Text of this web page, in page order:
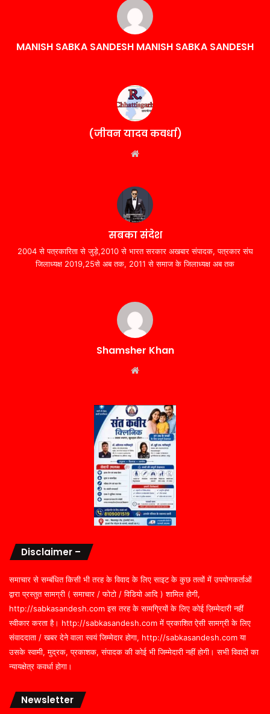
MANISH SABKA SANDESH MANISH SABKA SANDESH
(जीवन यादव कवर्धा)
सबका संदेश
2004 से पत्रकारिता से जुड़े,2010 से भारत सरकार अखबार संपादक, पत्रकार संघ
जिलाध्यक्ष 2019,25से अब तक, 2011 से समाज के जिलाध्यक्ष अब तक
Shamsher Khan
Disclaimer –
समाचार से सम्बंधित किसी भी तरह के विवाद के लिए साइट के कुछ तत्वों में उपयोगकर्ताओं
द्वारा प्रस्तुत सामग्री ( समाचार / फोटो / विडियो आदि ) शामिल होगी,
http://sabkasandesh.com इस तरह के सामग्रियों के लिए कोई ज़िम्मेदारी नहीं
स्वीकार करता है। http://sabkasandesh.com में प्रकाशित ऐसी सामग्री के लिए
संवाददाता / खबर देने वाला स्वयं जिम्मेदार होगा, http://sabkasandesh.com या
उसके स्वामी, मुद्रक, प्रकाशक, संपादक की कोई भी जिम्मेदारी नहीं होगी। सभी विवादों का
न्यायक्षेत्र कवर्धा होगा।
Newsletter